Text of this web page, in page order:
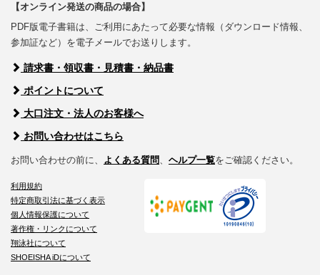
【オンライン発送の商品の場合】
PDF版電子書籍は、ご利用にあたって必要な情報（ダウンロード情報、
参加証など）を電子メールでお送りします。
請求書・領収書・見積書・納品書
ポイントについて
大口注文・法人のお客様へ
お問い合わせはこちら
お問い合わせの前に、 よくある質問 ヘルプ一覧をご確認ください。
利用規約
特定商取引法に基づく表示
個人情報保護について
著作権・リンクについて
翔泳社について
SHOEISHA iDについて